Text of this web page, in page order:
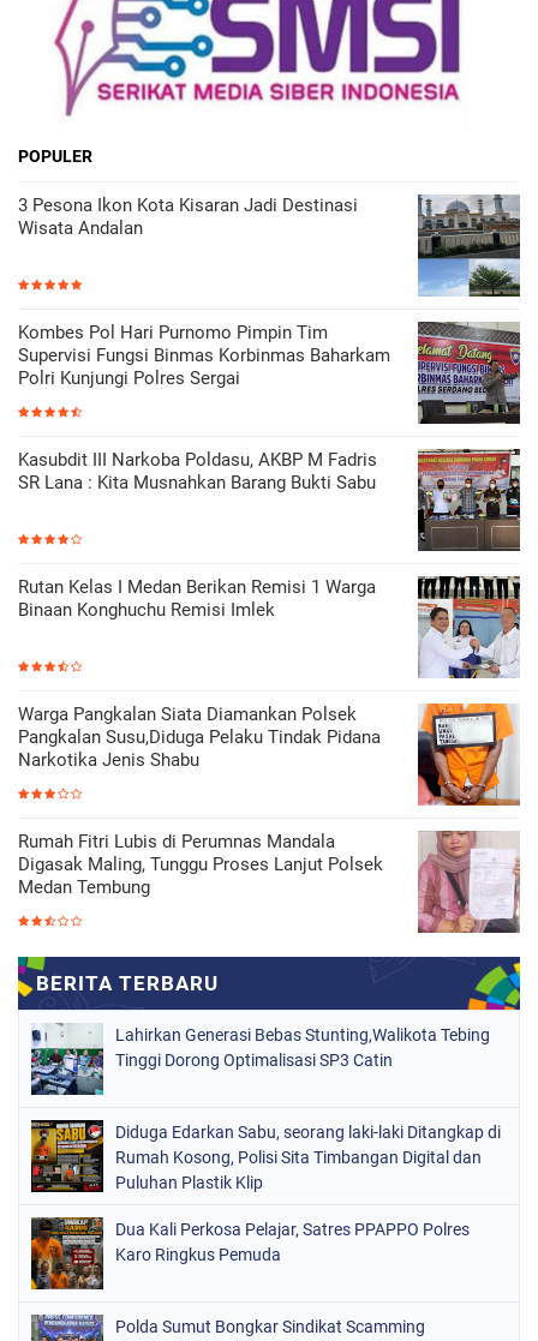
POPULER
3 Pesona Ikon Kota Kisaran Jadi Destinasi
Wisata Andalan
Kombes Pol Hari Purnomo Pimpin Tim
Supervisi Fungsi Binmas Korbinmas Baharkam
Polri Kunjungi Polres Sergai
Kasubdit III Narkoba Poldasu, AKBP M Fadris
SR Lana : Kita Musnahkan Barang Bukti Sabu
Rutan Kelas I Medan Berikan Remisi 1 Warga
Binaan Konghuchu Remisi Imlek
Warga Pangkalan Siata Diamankan Polsek
Pangkalan Susu,Diduga Pelaku Tindak Pidana
Narkotika Jenis Shabu
Rumah Fitri Lubis di Perumnas Mandala
Digasak Maling, Tunggu Proses Lanjut Polsek
Medan Tembung
Lahirkan Generasi Bebas Stunting,Walikota Tebing
Tinggi Dorong Optimalisasi SP3 Catin
Diduga Edarkan Sabu, seorang laki-laki Ditangkap di
Rumah Kosong, Polisi Sita Timbangan Digital dan
Puluhan Plastik Klip
Dua Kali Perkosa Pelajar, Satres PPAPPO Polres
Karo Ringkus Pemuda
Polda Sumut Bongkar Sindikat Scamming